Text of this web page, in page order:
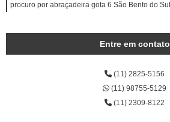
procuro por abraçadeira gota 6 São Bento do Sul
Entre em contato
(11) 2825-5156
(11) 98755-5129
(11) 2309-8122